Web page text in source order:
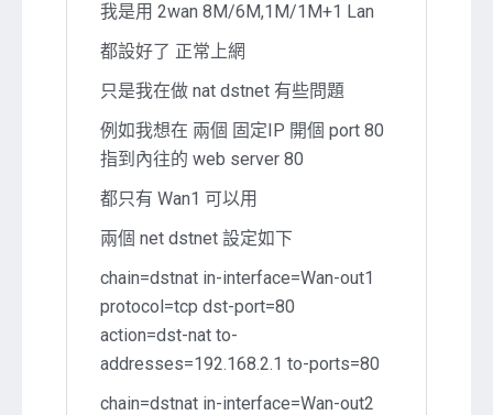
我是用 2wan 8M/6M,1M/1M+1 Lan
都設好了 正常上網
只是我在做 nat dstnet 有些問題
例如我想在 兩個 固定IP 開個 port 80
指到內往的 web server 80
都只有 Wan1 可以用
兩個 net dstnet 設定如下
chain=dstnat in-interface=Wan-out1
protocol=tcp dst-port=80
action=dst-nat to-
addresses=192.168.2.1 to-ports=80
chain=dstnat in-interface=Wan-out2